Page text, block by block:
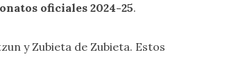
oficiales 2024-25.
y Zubieta de Zubieta. Estos